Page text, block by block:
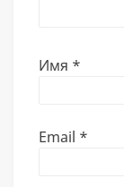
Имя *
Email *